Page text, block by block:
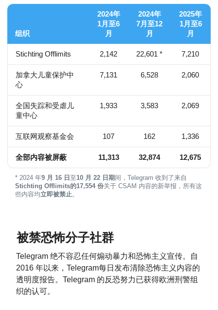
组织
2024年
1月至6
月
2024年
7月至12
月
2025年
1月至6
月
Stichting Offlimits 2,142 22,601 * 7,210
加拿大儿童保护中
心
7,131 6,528 2,060
全国失踪和受虐儿
童中心
1,933 3,583 2,069
互联网观察基金会 107 162 1,336
全部内容被屏蔽 11,313 32,874 12,675
* 2024 年9 月 16 日 至10 月 22 日期 间，Telegram 收到了来自
Stichting Offlimits的17,554 份关于 CSAM 内容的新举报，所有这
些内容均立即被禁止。
被禁恐怖分子社群
Telegram 绝不容忍任何煽动暴力和恐怖主义宣传。自
2016 年以来，Telegram每日发布清除恐怖主义内容的
透明度报告。Telegram 的反恐努力已获得欧洲刑警组
织的认可。